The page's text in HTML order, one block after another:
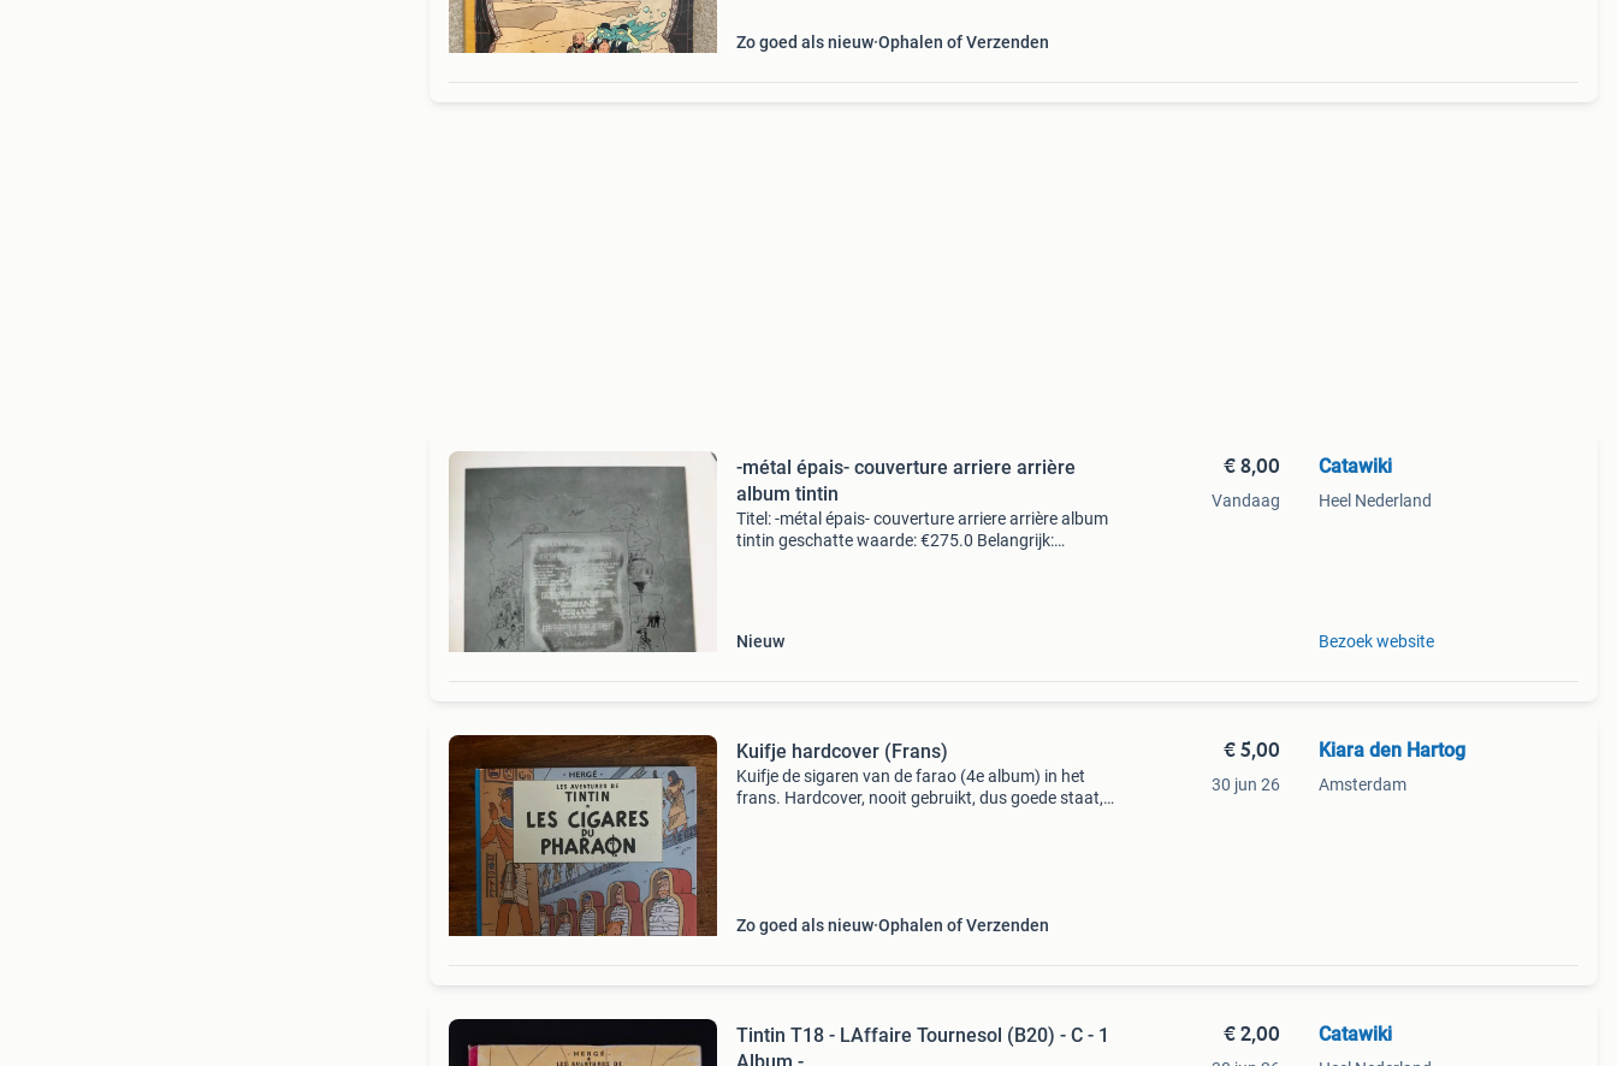
Zo goed als nieuw Ophalen of Verzenden
-métal épais- couverture arriere arrière
album tintin
Titel: -métal épais- couverture arriere arrière album
tintin geschatte waarde: €275.0 Belangrijk:
Nieuw
€ 8,00
Vandaag
Catawiki
Heel Nederland
Bezoek website
Kuifje hardcover (Frans)
Kuifje de sigaren van de farao (4e album) in het
frans. Hardcover, nooit gebruikt, dus goede staat,
Zo goed als nieuw Ophalen of Verzenden
€ 5,00
30 jun 26
Kiara den Hartog
Amsterdam
Tintin T18 - LAffaire Tournesol (B20) - C - 1
€ 2,00 Catawiki